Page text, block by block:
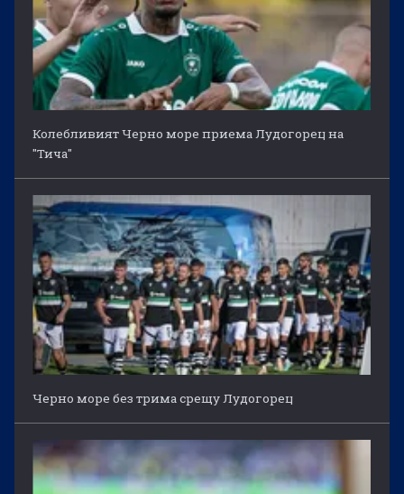
Колебливият Черно море приема Лудогорец на
"Тича"
Черно море без трима срещу Лудогорец